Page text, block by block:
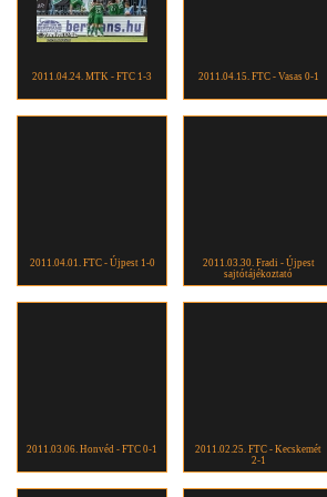
2011.04.24. MTK - FTC 1-3 2011.04.15. FTC - Vasas 0-1
2011.04.01. FTC - Újpest 1-0
2011.03.30. Fradi - Újpest
sajtótájékoztató
2011.03.06. Honvéd - FTC 0-1
2011.02.25. FTC - Kecskemét
2-1